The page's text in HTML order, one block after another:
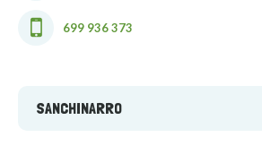
699 936 373
SANCHINARRO